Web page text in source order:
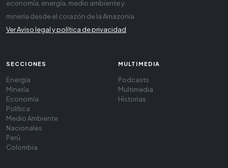
economía, energía, medio ambiente y
minería desde el corazón de la Amazonía
Ver Aviso legal y política de privacidad
SECCIONES
Energía
Minería
Economía
Política
Medio Ambiente
Nacionales
Perú
Colombia
MULTIMEDIA
Podcasts
Multimedia
Historias